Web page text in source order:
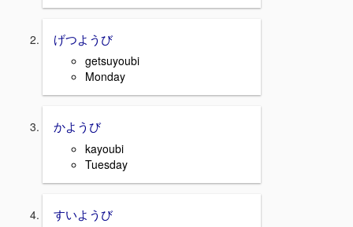
げつようび
getsuyoubi
Monday
かようび
kayoubi
Tuesday
すいようび